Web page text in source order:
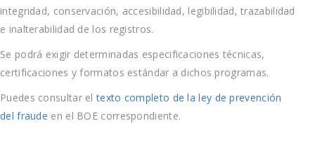
integridad, conservación, accesibilidad, legibilidad, trazabilidad
e inalterabilidad de los registros.
Se podrá exigir determinadas especificaciones técnicas,
certificaciones y formatos estándar a dichos programas.
Puedes consultar eltexto completo de la ley de prevención
del fraude en el BOE correspondiente.